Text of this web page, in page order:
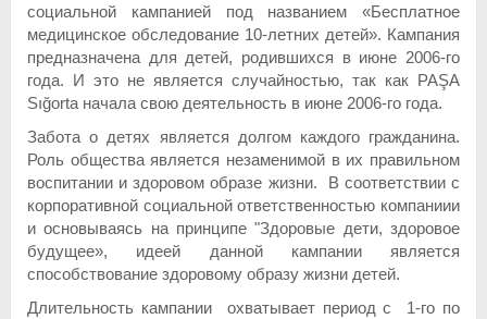
социальной кампанией под названием «Бесплатное
медицинское обследование 10-летних детей». Кампания
предназначена для детей, родившихся в июне 2006-го
года. И это не является случайностью, так как PAŞA
Sığorta начала свою деятельность в июне 2006-го года.
Забота о детях является долгом каждого гражданина.
Роль общества является незаменимой в их правильном
воспитании и здоровом образе жизни. В соответствии с
корпоративной социальной ответственностью компаниии
и основываясь на принципе "Здоровые дети, здоровое
будущее», идеей данной кампании является
способствование здоровому образу жизни детей.
Длительность кампании охватывает период с 1-го по